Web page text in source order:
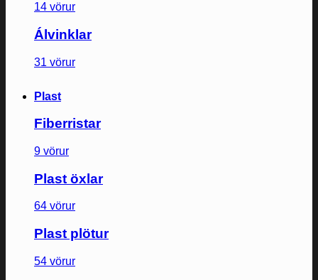
14 vörur
Álvinklar
31 vörur
Plast
Fiberristar
9 vörur
Plast öxlar
64 vörur
Plast plötur
54 vörur